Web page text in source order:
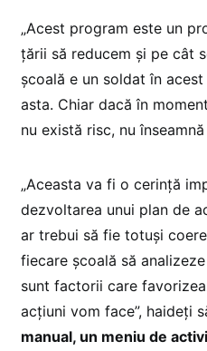
„Acest program este un
țării să reducem și pe cât
școală e un soldat în
asta. Chiar dacă în
nu există risc, nu
„Aceasta va fi o cerință
dezvoltarea unui plan de
ar trebui să fie totuși
fiecare școală să
sunt factorii care
acțiuni vom face”, haideți
manual, un meniu de